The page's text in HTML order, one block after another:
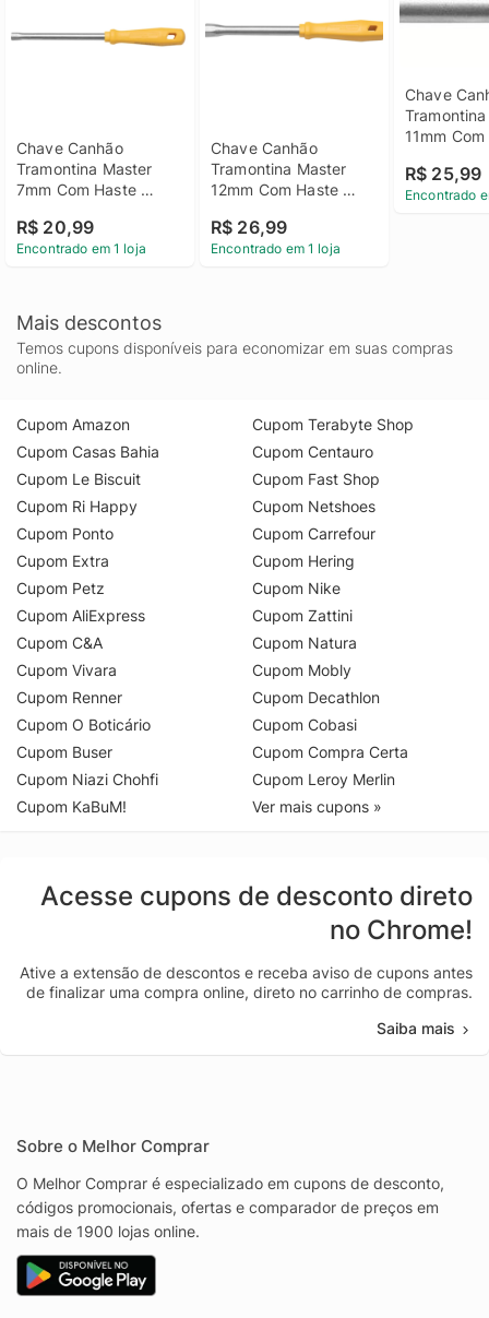
Chave Canhão
Tramontina Master
7mm Com Haste
R$ 20,99
Encontrado em 1 loja
Chave Canhão
Tramontina Master
12mm Com Haste
R$ 26,99
Encontrado em 1 loja
Chave
11mm
R$ 25,99
Encontrado
Mais descontos
Temos cupons disponíveis para economizar em suas compras
online.
Cupom Amazon
Cupom Casas Bahia
Cupom Le Biscuit
Cupom Ri Happy
Cupom Ponto
Cupom Extra
Cupom Petz
Cupom AliExpress
Cupom C&A
Cupom Vivara
Cupom Renner
Cupom O Boticário
Cupom Buser
Cupom Niazi Chohfi
Cupom KaBuM!
Cupom Terabyte Shop
Cupom Centauro
Cupom Fast Shop
Cupom Netshoes
Cupom Carrefour
Cupom Hering
Cupom Nike
Cupom Zattini
Cupom Natura
Cupom Mobly
Cupom Decathlon
Cupom Cobasi
Cupom Compra Certa
Cupom Leroy Merlin
Ver mais cupons »
Acesse cupons de desconto direto
no Chrome!
Ative a extensão de descontos e receba aviso de cupons antes
de finalizar uma compra online, direto no carrinho de compras.
Saiba mais
Sobre o Melhor Comprar
O Melhor Comprar é especializado em cupons de desconto,
códigos promocionais, ofertas e comparador de preços em
mais de 1900 lojas online.